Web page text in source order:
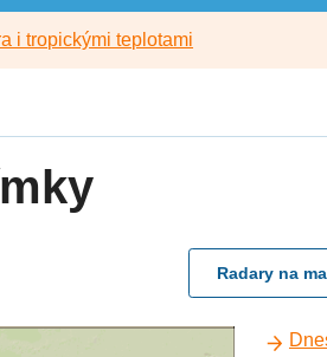
i tropickými teplotami
Radary na